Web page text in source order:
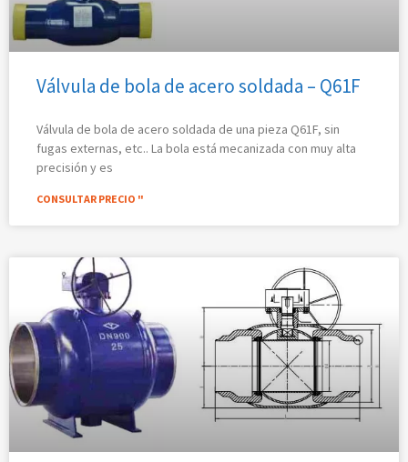
Válvula de bola de acero soldada – Q61F
Válvula de bola de acero soldada de una pieza Q61F, sin
fugas externas, etc.. La bola está mecanizada con muy alta
precisión y es
CONSULTAR PRECIO "